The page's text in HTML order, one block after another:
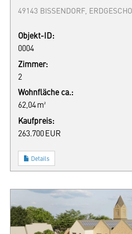
49143 BISSENDORF,
Objekt-ID:
0004
Zimmer:
2
Wohnfläche ca.:
62,04 m²
Kaufpreis:
263.700 EUR
Details